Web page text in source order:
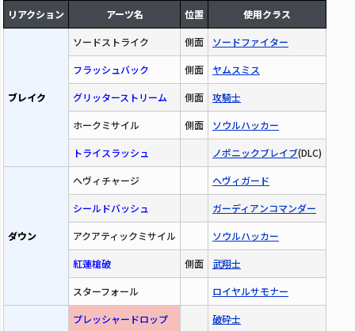
リアクション アーツ名 位置 使用クラス
ブレイク
ソードストライク 側面 ソードファイター
フラッシュバック 側面 ヤムスミス
グリッターストリーム 側面 攻騎士
ホークミサイル 側面 ソウルハッカー
トライスラッシュ ノポニックブレイブ(DLC)
ダウン
ヘヴィチャージ ヘヴィガード
シールドバッシュ ガーディアンコマンダー
アクアティックミサイル ソウルハッカー
紅蓮槍破 側面 武翔士
スターフォール ロイヤルサモナー
プレッシャードロップ 破砕士